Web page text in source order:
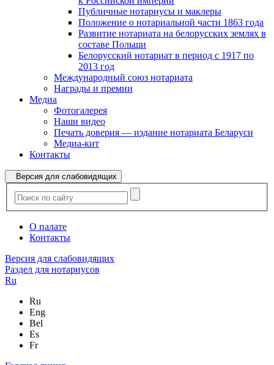
Публичные нотариусы и маклеры
Положение о нотариальной части 1863 года
Развитие нотариата на белорусских землях в
составе Польши
Белорусский нотариат в период с 1917 по
2013 год
Международный союз нотариата
Награды и премии
Медиа
Фотогалерея
Наши видео
Печать доверия — издание нотариата Беларуси
Медиа-кит
Контакты
Версия для слабовидящих
О палате
Контакты
Версия для слабовидящих
Раздел для нотариусов
Ru
Ru
Eng
Bel
Es
Fr